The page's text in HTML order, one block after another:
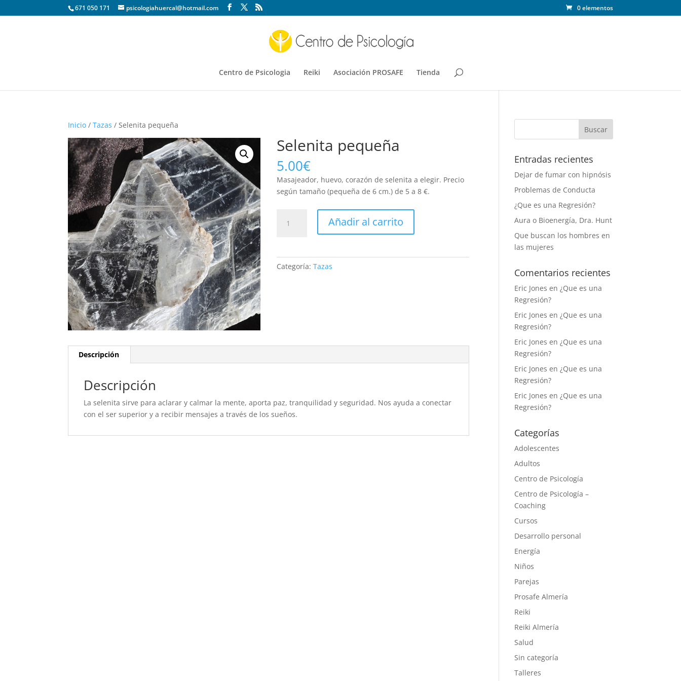
671 050 171 psicologiahuercal@hotmail.com 0 elementos
Centro de Psicologia Reiki Asociación PROSAFE Tienda
Inicio /Tazas / Selenita pequeña
Selenita pequeña
5.00€
Masajeador, huevo, corazón de selenita a elegir. Precio
según tamaño (pequeña de 6 cm.) de 5 a 8 €.
pequeña
Añadir al carrito
Categoría:Tazas
Descripción
Descripción
La selenita sirve para aclarar y calmar la mente, aporta paz, tranquilidad y seguridad. Nos ayuda a conectar
con el ser superior y a recibir mensajes a través de los sueños.
Entradas recientes
Dejar de fumar con hipnósis
Problemas de Conducta
¿Que es una Regresión?
Aura o Bioenergía, Dra. Hunt
Que buscan los hombres en
las mujeres
Comentarios recientes
Eric Jones en¿Que es una
Regresión?
Eric Jones en¿Que es una
Regresión?
Eric Jones en¿Que es una
Regresión?
Eric Jones en¿Que es una
Regresión?
Eric Jones en¿Que es una
Regresión?
Categorías
Adolescentes
Adultos
Centro de Psicología
Centro de Psicología –
Coaching
Cursos
Desarrollo personal
Energía
Niños
Parejas
Prosafe Almería
Reiki
Reiki Almería
Salud
Sin categoría
Talleres